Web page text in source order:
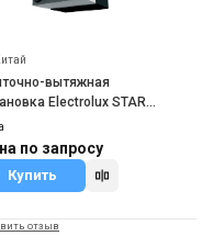
вытяжная
Electrolux STAR
1100
по запросу
Купить
отзыв